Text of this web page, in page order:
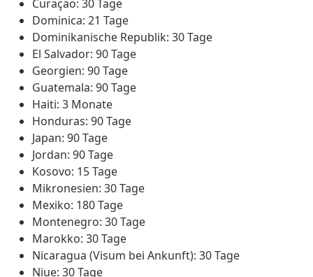
Curaçao: 30 Tage
Dominica: 21 Tage
Dominikanische Republik: 30 Tage
El Salvador: 90 Tage
Georgien: 90 Tage
Guatemala: 90 Tage
Haiti: 3 Monate
Honduras: 90 Tage
Japan: 90 Tage
Jordan: 90 Tage
Kosovo: 15 Tage
Mikronesien: 30 Tage
Mexiko: 180 Tage
Montenegro: 30 Tage
Marokko: 30 Tage
Nicaragua (Visum bei Ankunft): 30 Tage
Niue: 30 Tage